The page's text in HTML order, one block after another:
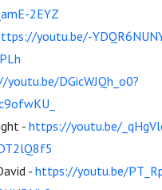
2EYZ
youtu.be/-
DGicWJQh_o0?
- https://youtu.be/
-https://youtu.be/